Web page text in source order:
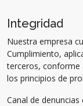
Integridad
Nuestra empresa
Cumplimiento,
terceros, conforme
los principios de
Canal de